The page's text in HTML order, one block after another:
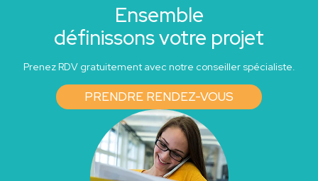
Ensemble
définissons votre projet
Prenez RDV gratuitement avec notre conseiller spécialiste.
PRENDRE RENDEZ-VOUS